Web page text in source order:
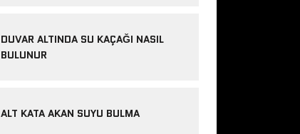
DUVAR ALTINDA SU KAÇAĞI NASIL
BULUNUR
ALT KATA AKAN SUYU BULMA